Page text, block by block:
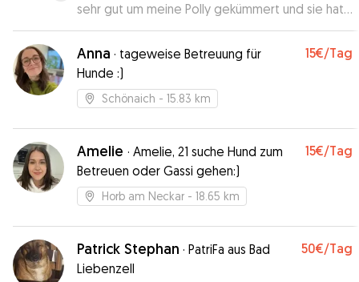
sehr gut um meine Polly gekümmert und sie hat
richtig Wohlgefühlt. Jederzeit wieder!”
Anna · tageweise Betreuung für
Hunde :)
15€/Tag
Schönaich - 15.83 km
Amelie · Amelie, 21 suche Hund zum
Betreuen oder Gassi gehen:)
15€/Tag
Horb am Neckar - 18.65 km
Patrick Stephan · PatriFa aus Bad
Liebenzell
50€/Tag